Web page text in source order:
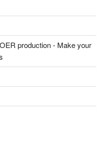
production - Make your